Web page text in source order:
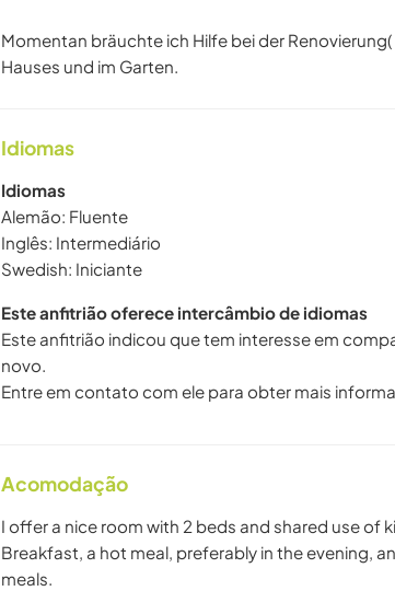
Momentan bräuchte ich Hilfe bei der
Hauses und im Garten.
Idiomas
Idiomas
Alemão: Fluente
Inglês: Intermediário
Swedish: Iniciante
Este anfitrião oferece intercâmbio de idiomas
Este anfitrião indicou que tem interesse em
novo.
Entre em contato com ele para obter mais
Acomodação
I offer a nice room with 2 beds and shared use of
Breakfast, a hot meal, preferably in the evening,
meals.